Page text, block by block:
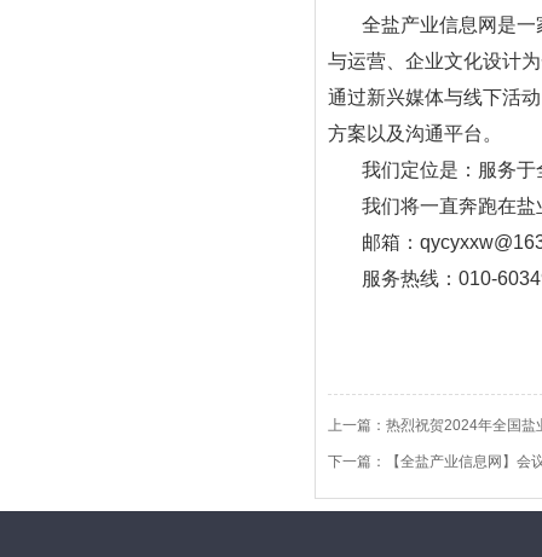
全盐产业信息网是一
与运营、企业文化设计
通过新兴媒体与线下活
方案以及沟通平台。
我们定位是：服务于
我们将一直奔跑在盐
邮箱：
服务热线：010-
上一篇： 热烈祝贺2024年全国盐
下一篇： 【全盐产业信息网】